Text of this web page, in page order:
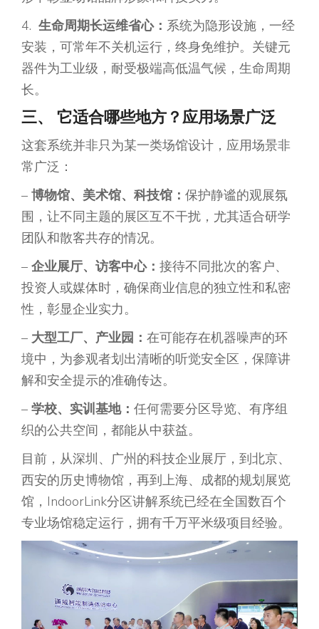
4. 生命周期长运维省心： 系统为隐形设施，一经
安装，可常年不关机运行，终身免维护。关键元
器件为工业级，耐受极端高低温气候，生命周期
长。
三、 它适合哪些地方？应用场景广泛
这套系统并非只为某一类场馆设计，应用场景非
常广泛：
– 博物馆、美术馆、科技馆： 保护静谧的观展氛
围，让不同主题的展区互不干扰，尤其适合研学
团队和散客共存的情况。
– 企业展厅、访客中心： 接待不同批次的客户、
投资人或媒体时，确保商业信息的独立性和私密
性，彰显企业实力。
– 大型工厂、产业园： 在可能存在机器噪声的环
境中，为参观者划出清晰的听觉安全区，保障讲
解和安全提示的准确传达。
– 学校、实训基地： 任何需要分区导览、有序组
织的公共空间，都能从中获益。
目前，从深圳、广州的科技企业展厅，到北京、
西安的历史博物馆，再到上海、成都的规划展览
馆，IndoorLink分区讲解系统已经在全国数百个
专业场馆稳定运行，拥有千万平米级项目经验。